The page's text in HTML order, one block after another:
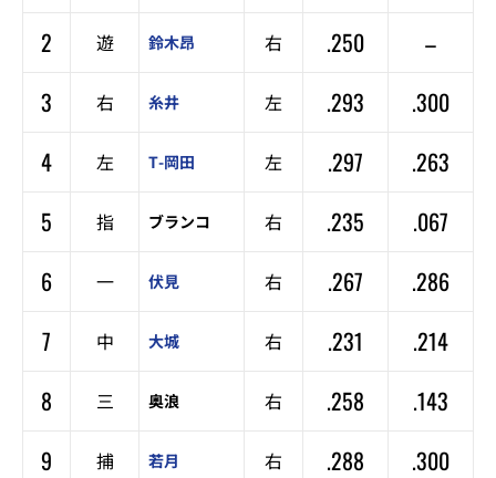
2
遊 鈴木昂 右 .250
–
3
右 糸井 左 .293
.300
4
左 T-岡田 左 .297
.263
5
指 ブランコ 右 .235
.067
6
一 伏見 右 .267
.286
7
中 大城 右 .231
.214
8
三 奥浪 右 .258
.143
9
捕 若月 右 .288
.300